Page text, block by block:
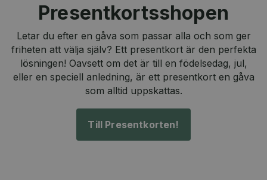
Presentkortsshopen
Letar du efter en gåva som passar alla och som ger
friheten att välja själv? Ett presentkort är den perfekta
lösningen! Oavsett om det är till en födelsedag, jul,
eller en speciell anledning, är ett presentkort en gåva
som alltid uppskattas.
Till Presentkorten!